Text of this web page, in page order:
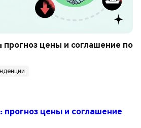
прогноз цены и соглашение по
прогноз цены и соглашение